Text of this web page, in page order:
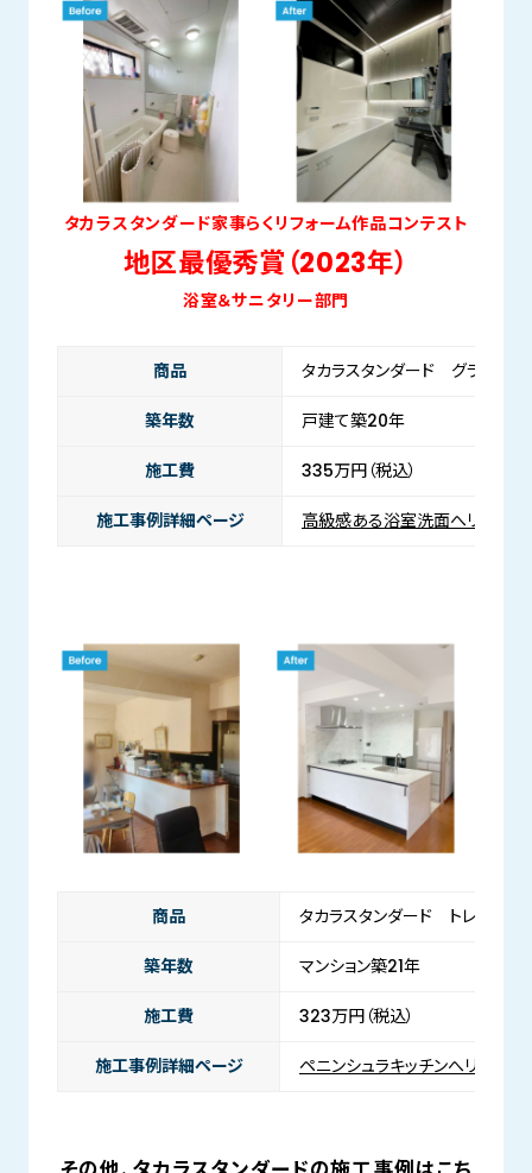
タカラスタンダード家事らくリフォーム作品コンテスト
地区最優秀賞（2023年）
浴室＆サニタリー部門
商品 タカラスタンダード グラン
築年数 戸建て築20年
施工費 335万円（税込）
施工事例詳細ページ 高級感ある浴室洗面へリフォー
商品 タカラスタンダード トレーシア
築年数 マンション築21年
施工費 323万円（税込）
施工事例詳細ページ ペニンシュラキッチンへリノベ